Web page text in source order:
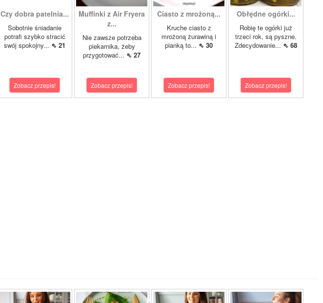
Czy dobra patelnia...
Sobotnie śniadanie
potrafi szybko stracić
swój spokojny... ⇖ 21
Zobacz przepis!
Muffinki z Air Fryera
z...
Nie zawsze potrzeba
piekarnika, żeby
przygotować... ⇖ 27
Zobacz przepis!
Ciasto z mrożoną...
Kruche ciasto z
mrożoną żurawiną i
pianką to... ⇖ 30
Zobacz przepis!
Obłędne ogórki...
Robię te ogórki już
trzeci rok, są pyszne.
Zdecydowanie... ⇖ 68
Zobacz przepis!